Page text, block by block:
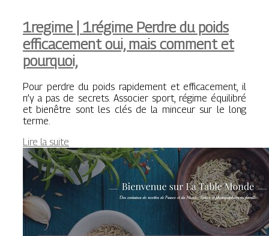
1regime | 1régime Perdre du poids
efficace­ment oui, mais comment et
pourquoi,
Pour perdre du poids rapidement et efficacement, il
n’y a pas de secrets. Associer sport, régime équilibré
et bienêtre sont les clés de la minceur sur le long
terme.
Lire la suite